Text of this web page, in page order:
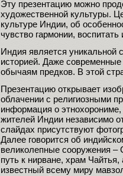
Эту презентацию можно
художественной культуры.
культуре Индии, об
чувство гармонии,
Индия является уникальной
историей. Даже
обычаям предков. В этой
Презентацию открывает
облачении с религиозными
информация о этнохорониме,
жителей Индии независимо
слайдах присутствуют
Далее говорится об
великолепные сооружения
путь к нирване, храм
известный всему миру